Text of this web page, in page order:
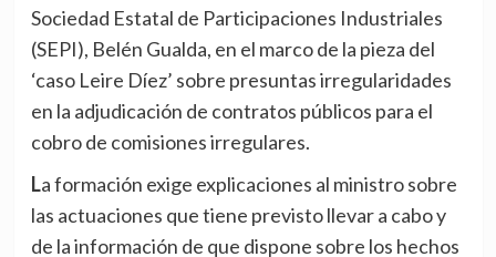
Sociedad Estatal de Participaciones Industriales
(SEPI), Belén Gualda, en el marco de la pieza del
‘caso Leire Díez’ sobre presuntas irregularidades
en la adjudicación de contratos públicos para el
cobro de comisiones irregulares.
La formación exige explicaciones al ministro sobre
las actuaciones que tiene previsto llevar a cabo y
de la información de que dispone sobre los hechos